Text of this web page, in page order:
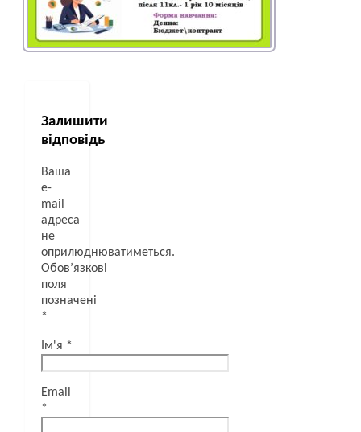
Залишити
відповідь
Ваша
e-
mail
адреса
не
оприлюднюватиметься.
Обов’язкові
поля
позначені
*
Ім'я *
Email
*